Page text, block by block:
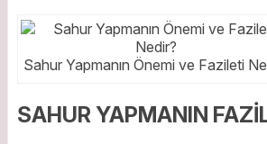
Sahur Yapmanın Önemi ve Fazileti
SAHUR YAPMANIN